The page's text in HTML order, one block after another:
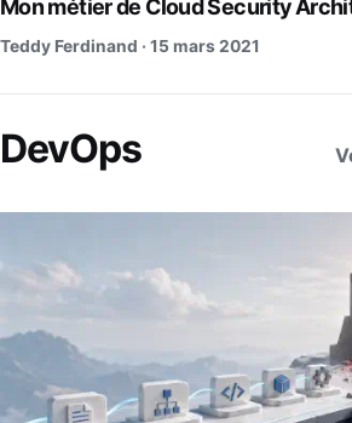
Mon métier de Cloud Security
Teddy Ferdinand · 15 mars 2021
DevOps